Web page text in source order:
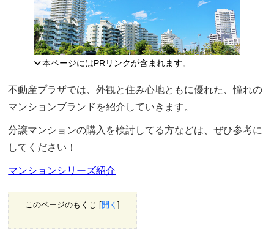
本ページにはPRリンクが含まれます。
不動産プラザでは、外観と住み心地ともに優れた、憧れの
マンションブランドを紹介していきます。
分譲マンションの購入を検討してる方などは、ぜひ参考に
してください！
マンションシリーズ紹介
このページのもくじ [開く]